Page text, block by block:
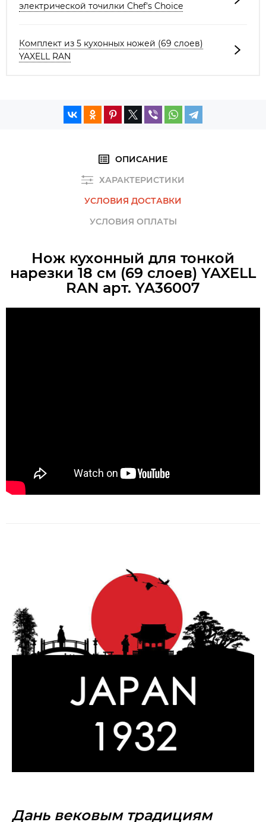
электрической точилки Chef's Choice
Комплект из 5 кухонных ножей (69 слоев)
YAXELL RAN
ОПИСАНИЕ
ХАРАКТЕРИСТИКИ
УСЛОВИЯ ДОСТАВКИ
УСЛОВИЯ ОПЛАТЫ
Нож кухонный для тонкой
нарезки 18 см (69 слоев) YAXELL
RAN арт. YA36007
Дань вековым традициям